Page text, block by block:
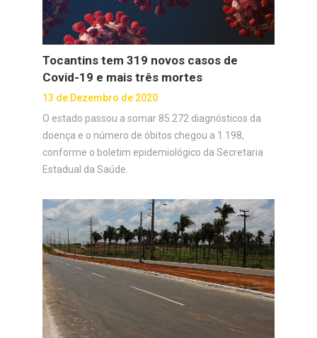
Tocantins tem 319 novos casos de
Covid-19 e mais três mortes
13 de Dezembro de 2020
O estado passou a somar 85.272 diagnósticos da
doença e o número de óbitos chegou a 1.198,
conforme o boletim epidemiológico da Secretaria
Estadual da Saúde.